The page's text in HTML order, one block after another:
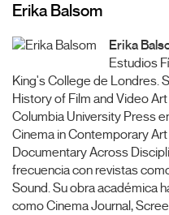
Erika Balsom
Erika
Estudios
King's College de Londres.
History of Film and Video
Columbia University Press
Cinema in Contemporary
Documentary Across
frecuencia con revistas
Sound. Su obra académica
como Cinema Journal,